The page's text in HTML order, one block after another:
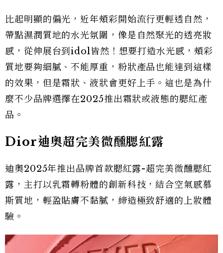
比起明顯的偏光，近年頰彩開始流行更輕透自然，
帶點濕潤質地的水光氛圍，像是自然聚光的透亮妝
感，從伸展台到idol皆然！想要打造水光感，頰彩
質地要夠細膩、不能厚重，粉狀產品也能達到這樣
的效果，但是霜狀、液狀會更好上手。這也是為什
麼不少品牌選擇在2025推出霜狀或液態的腮紅產
品。
Dior迪奧超完美微醺腮紅露
迪奧2025年推出品牌首款腮紅露-超完美微醺腮紅
露，主打以乳霜轉粉體的創新科技，結合空氣感慕
斯質地，輕盈貼膚不黏膩，締造極致舒適的上妝體
驗。